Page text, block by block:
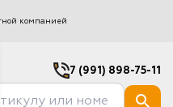
компанией
7 (991) 898-75-11